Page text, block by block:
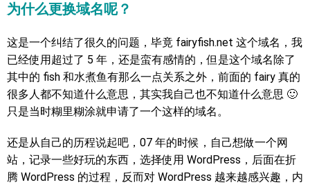
为什么更换域名呢？
这是一个纠结了很久的问题，毕竟 fairyfish.net 这个域名，我
已经使用超过了 5 年，还是蛮有感情的，但是这个域名除了
其中的 fish 和水煮鱼有那么一点关系之外，前面的 fairy 真的
很多人都不知道什么意思，其实我自己也不知道什么意思 🙂
只是当时糊里糊涂就申请了一个这样的域名。
还是从自己的历程说起吧，07 年的时候，自己想做一个网
站，记录一些好玩的东西，选择使用 WordPress，后面在折
腾 WordPress 的过程，反而对 WordPress 越来越感兴趣，内